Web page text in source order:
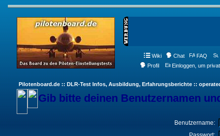
Wiki Chat FAQ
Profil
Einloggen, um
Pilotenboard.de :: DLR-Test Infos, Ausbildung, Erfahrungsberichte ::
Gib bitte deinen Benutzernamen
Benutzername: